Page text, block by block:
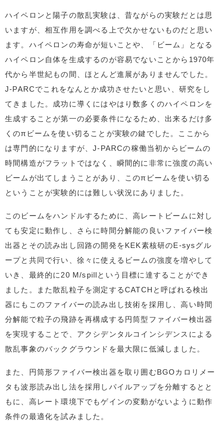
ハイペロンと陽子の散乱実験は、昔ながらの実験だとは思
いますが、相互作用を調べる上で欠かせないものだと思い
ます。ハイペロンの寿命が短いことや、「ビーム」となる
ハイペロン自体を生成するのが容易でないことから1970年
代から半世紀もの間、ほとんど進展がありませんでした。
J-PARCでこれをなんとか成功させたいと思い、研究をし
てきました。成功に導くにはやはり数多くのハイペロンを
生成することが第一の必要条件になるため、出来るだけ多
くのπビームを使い切ることが実験の鍵でした。ここから
は専門的になりますが、J-PARCの稼働当初からビームの
時間構造がフラットではなく、瞬間的に非常に強度の高い
ビームが出てしまうことがあり、このπビームを使い切る
ということが実験的には難しい状況にありました。
このビームをハンドルするために、高レートビームに対し
ても安定に動作し、さらに時間分解能の良いファイバー検
出器とその読み出し回路の開発をKEK素核研のE-sysグル
ープと共同で行い、徐々に使えるビームの強度を増やして
いき、最終的に20 M/spillという目標に達することができ
ました。また散乱粒子を測定するCATCHと呼ばれる検出
器にもこのファイバーの読み出し技術を採用し、高い時間
分解能で粒子の飛跡を再構成する円筒型ファイバー検出器
を実現することで、アクシデンタルコインシデンスによる
散乱事象のバックグラウンドを最大限に低減しました。
また、円筒形ファイバー検出器を取り囲むBGOカロリメー
タも波形読み出し法を採用しパイルアップを分離するとと
もに、高レート環境下でもゲインの変動がないように動作
条件の最適化を試みました。